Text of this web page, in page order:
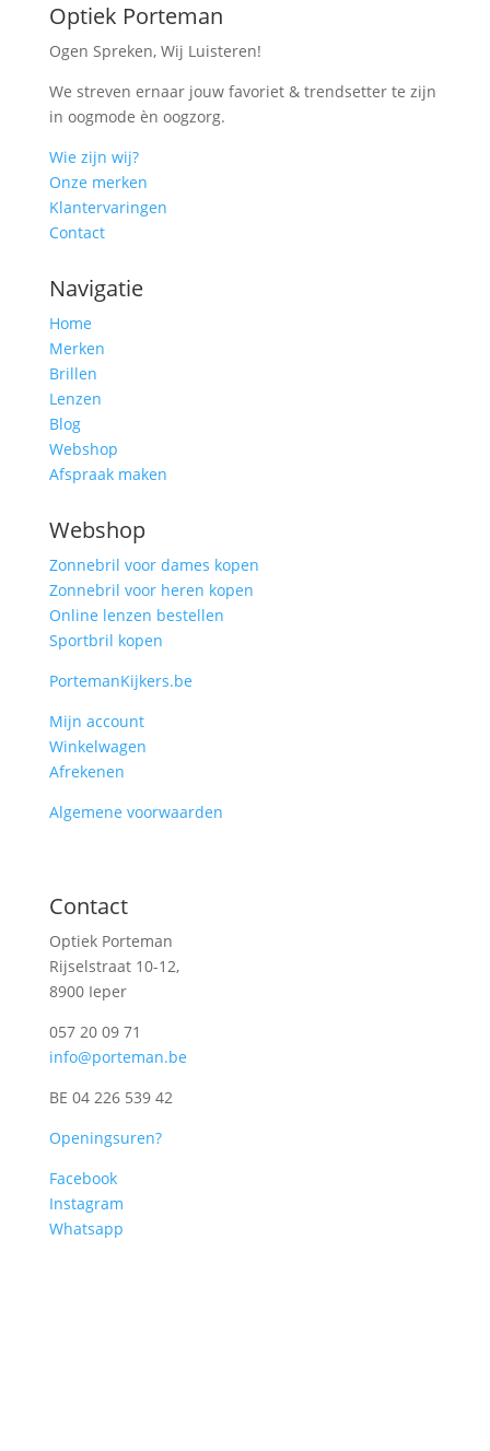
Optiek Porteman
Ogen Spreken, Wij Luisteren!
We streven ernaar jouw favoriet & trendsetter te zijn
in oogmode èn oogzorg.
Wie zijn wij?
Onze merken
Klantervaringen
Contact
Navigatie
Home
Merken
Brillen
Lenzen
Blog
Webshop
Afspraak maken
Webshop
Zonnebril voor dames kopen
Zonnebril voor heren kopen
Online lenzen bestellen
Sportbril kopen
PortemanKijkers.be
Mijn account
Winkelwagen
Afrekenen
Algemene voorwaarden
Contact
Optiek Porteman
Rijselstraat 10-12,
8900 Ieper
057 20 09 71
info@porteman.be
BE 04 226 539 42
Openingsuren?
Facebook
Instagram
Whatsapp